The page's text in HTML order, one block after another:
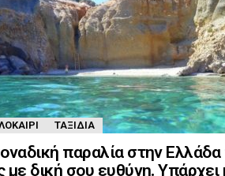
ΤΑΞΊΔΙΑ
παραλία στην
με δική σου ευθύνη. Υπάρχει